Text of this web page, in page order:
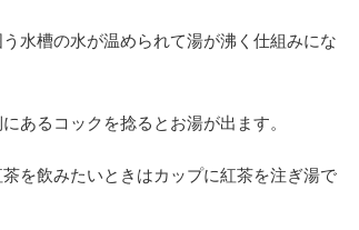
水槽の水が温められて湯が沸く仕組みにな
あるコックを捻るとお湯が出ます。
を飲みたいときはカップに紅茶を注ぎ湯で